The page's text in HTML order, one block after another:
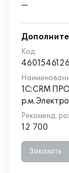
—
1С:CRM
р.м.
12 700
Заказать